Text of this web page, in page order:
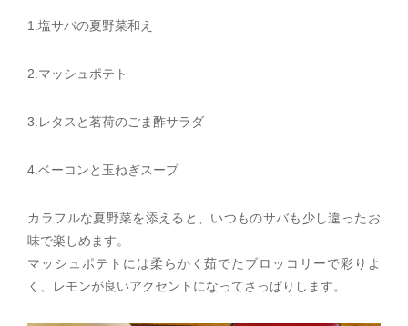
1.塩サバの夏野菜和え
2.マッシュポテト
3.レタスと茗荷のごま酢サラダ
4.ベーコンと玉ねぎスープ
カラフルな夏野菜を添えると、いつものサバも少し違ったお
味で楽しめます。
マッシュポテトには柔らかく茹でたブロッコリーで彩りよ
く、レモンが良いアクセントになってさっぱりします。